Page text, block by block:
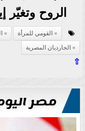
الروح وتغيّر
القومي للمرأة
الجارديان المصرية
⇧
مصر